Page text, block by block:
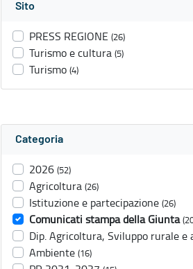
Sito
PRESS REGIONE (26)
Turismo e cultura (5)
Turismo (4)
Categoria
2026 (52)
Agricoltura (26)
Istituzione e partecipazione (26)
Comunicati stampa della Giunta
Dip. Agricoltura, Sviluppo rurale e
Ambiente (16)